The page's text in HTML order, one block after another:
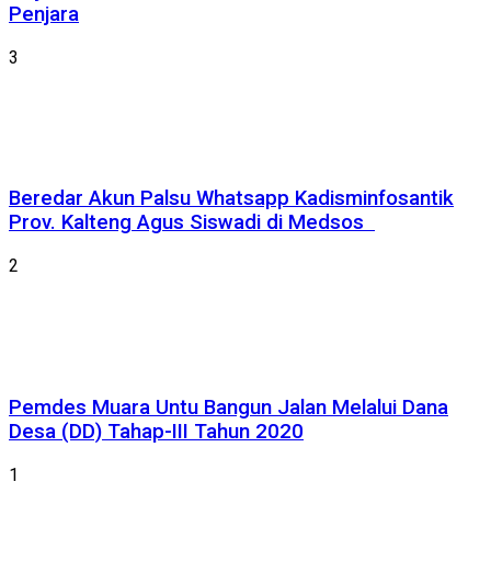
Penjara
3
Beredar Akun Palsu Whatsapp Kadisminfosantik
Prov. Kalteng Agus Siswadi di Medsos
2
Pemdes Muara Untu Bangun Jalan Melalui Dana
Desa (DD) Tahap-III Tahun 2020
1